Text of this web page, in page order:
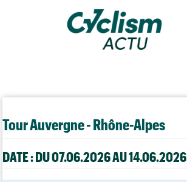
Tour Auvergne - Rhône-Alpes
DATE : DU 07.06.2026 AU 14.06.2026